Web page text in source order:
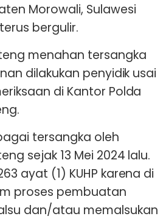
Morowali, Sulawesi
bergulir.
menahan tersangka
dilakukan penyidik usai
di Kantor Polda
tersangka oleh
sejak 13 Mei 2024 lalu.
ayat (1) KUHP karena di
proses pembuatan
dan/atau memalsukan